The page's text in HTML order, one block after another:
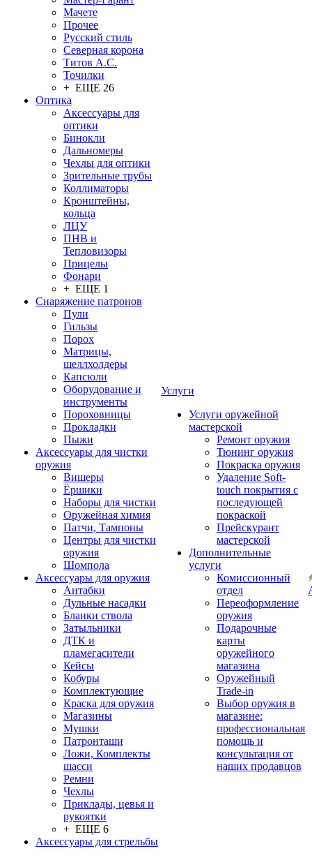
Мачете
Прочее
Русский стиль
Северная корона
Титов А.С.
Точилки
+ ЕЩЕ 26
Оптика
Аксессуары для
оптики
Бинокли
Дальномеры
Чехлы для оптики
Зрительные трубы
Коллиматоры
Кронштейны,
кольца
ЛЦУ
ПНВ и
Тепловизоры
Прицелы
Фонари
+ ЕЩЕ 1
Снаряжение патронов
Пули
Гильзы
Порох
Матрицы,
шеллхолдеры
Капсюли
Оборудование и
инструменты
Пороховницы
Прокладки
Пыжи
Аксессуары для чистки
оружия
Вишеры
Ёршики
Наборы для чистки
Оружейная химия
Патчи, Тампоны
Центры для чистки
оружия
Шомпола
Аксессуары для оружия
Антабки
Дульные насадки
Бланки ствола
Затыльники
ДТК и
пламегасители
Кейсы
Кобуры
Комплектующие
Краска для оружия
Магазины
Мушки
Патронташи
Ложи, Комплекты
шасси
Ремни
Чехлы
Приклады, цевья и
рукоятки
+ ЕЩЕ 6
Аксессуары для стрельбы
Услуги
Услуги оружейной
мастерской
Ремонт оружия
Тюнинг оружия
Покраска оружия
Удаление Soft-
touch покрытия с
последующей
покраской
Прейскурант
мастерской
Дополнительные
услуги
Комиссионный
отдел
Переоформление
оружия
Подарочные
карты
оружейного
магазина
Оружейный
Trade-in
Выбор оружия в
магазине:
профессиональная
помощь и
консультация от
наших продавцов